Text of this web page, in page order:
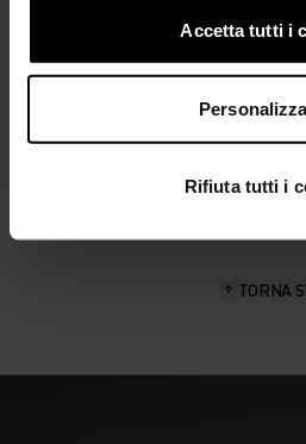
Accetta tutti i
Personalizza
Rifiuta tutti i
LA POLIAMMIDE
materiale resistente, leggero e
ideale per l’abbigliamento
resistenti all’usura.
TORNA